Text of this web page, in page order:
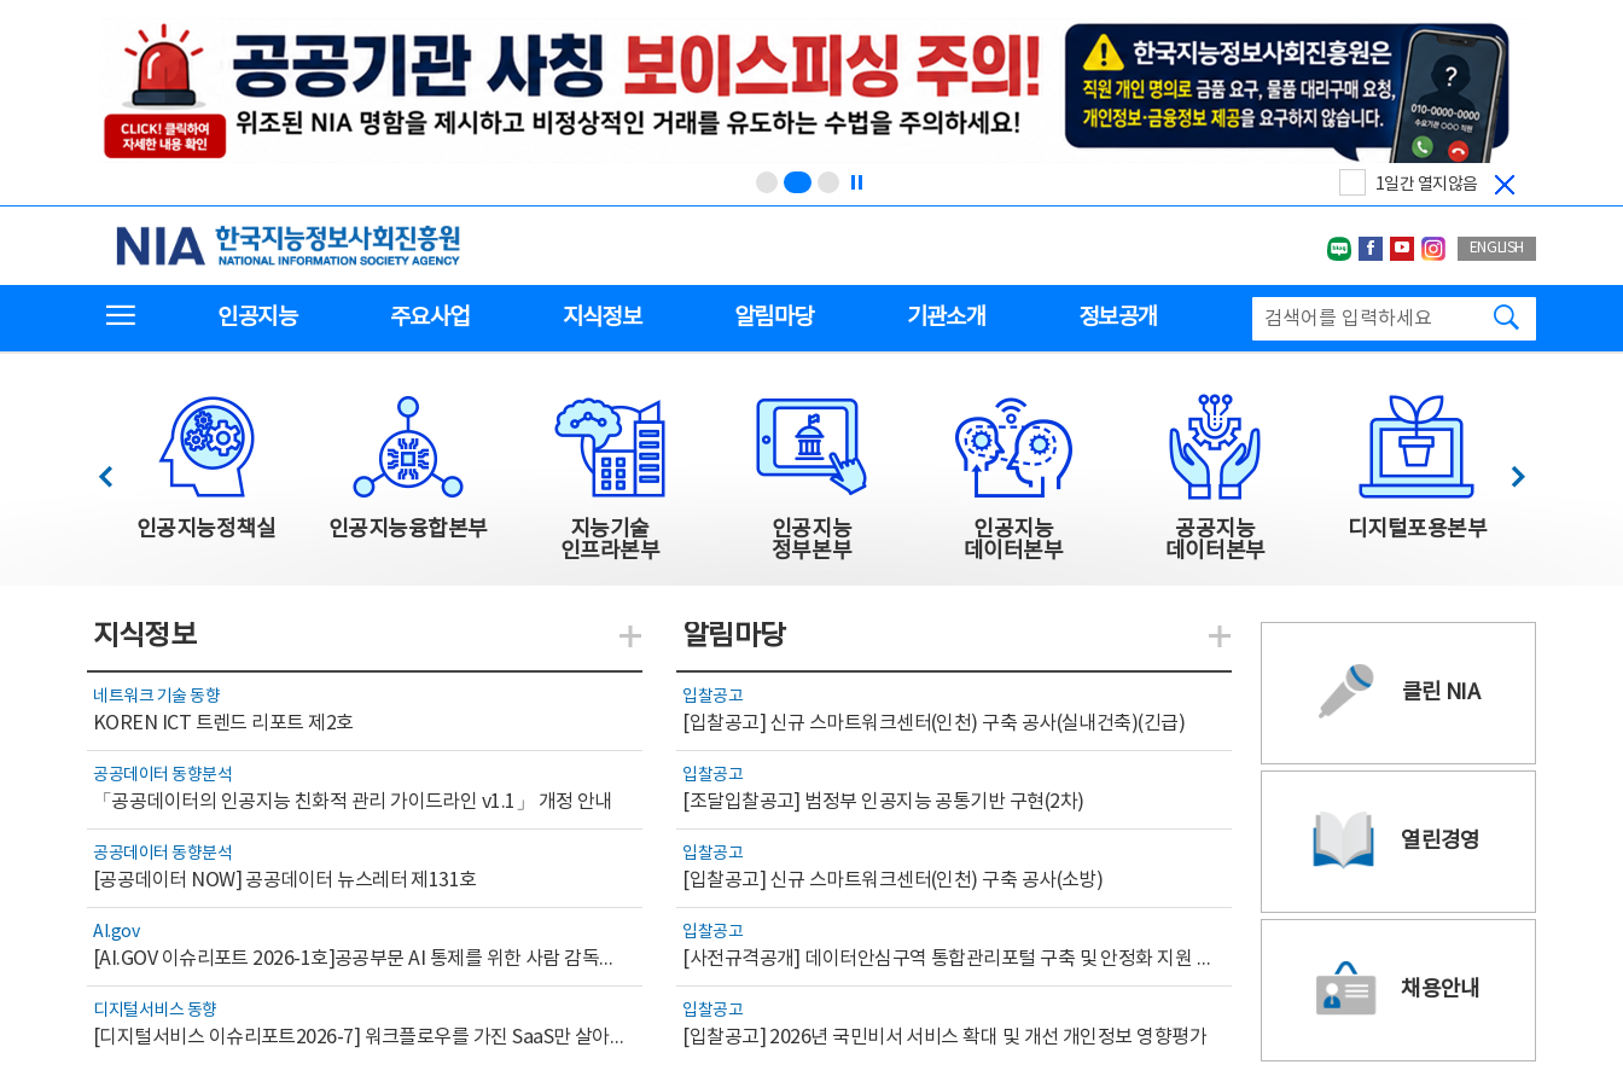
1일간 열지않음
한국지능정보사회진흥원
네이버블로그
페이스북
유투브인스타그랩
ENGLISH
인공지능 주요사업 지식정보 알림마당 기관소개 정보공개
한국지능정보사회진흥원 주요사업
인공지능정책실 인공지능융합본부
지능기술
인프라본부
인공지능
정부본부
인공지능
데이터본부
공공지능
데이터본부
디지털포용본부
이전 다음
지식정보
네트워크 기술 동향
KOREN ICT 트렌드 리포트 제2호
공공데이터 동향분석
「공공데이터의 인공지능 친화적 관리 가이드라인 v1.1」 개정 안내
공공데이터 동향분석
[공공데이터 NOW] 공공데이터 뉴스레터 제131호
AI.gov
[AI.GOV 이슈리포트 2026-1호]공공부문 AI 통제를 위한 사람 감독의 해외 사례 분석 및 시사점
디지털서비스 동향
[디지털서비스 이슈리포트2026-7] 워크플로우를 가진 SaaS만 살아남는다
지식관련 더보기
알림마당
입찰공고
[입찰공고] 신규 스마트워크센터(인천) 구축 공사(실내건축)(긴급)
입찰공고
[조달입찰공고] 범정부 인공지능 공통기반 구현(2차)
입찰공고
[입찰공고] 신규 스마트워크센터(인천) 구축 공사(소방)
입찰공고
[사전규격공개] 데이터안심구역 통합관리포털 구축 및 안정화 지원 사업 위탁감리
입찰공고
[입찰공고] 2026년 국민비서 서비스 확대 및 개선 개인정보 영향평가
알림관련 더보기
클린 NIA
열린경영
채용안내